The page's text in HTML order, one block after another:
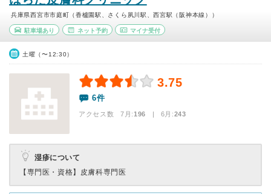
兵庫県西宮市市庭町（香櫨園駅、さくら夙川駅、西宮駅（阪神本線））
駐車場あり ネット予約 マイナ受付
土曜（〜12:30）
3.75
6件
アクセス数 7月:196 | 6月:243
湿疹について
【専門医・資格】 皮膚科専門医